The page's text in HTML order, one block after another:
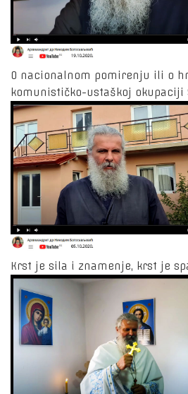
O nacionalnom pomirenju ili o
komunističko-ustaškoj okupaciji
Krst je sila i znamenje, krst je